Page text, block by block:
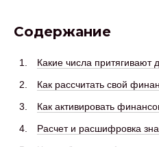
Содержание
Какие числа притягивают
Как рассчитать свой
Как активировать
Расчет и расшифровка